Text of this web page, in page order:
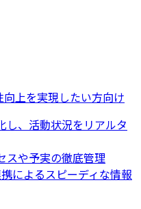
上を実現したい方向け
し、活動状況をリアルタ
スや予実の徹底管理
によるスピーディな情報